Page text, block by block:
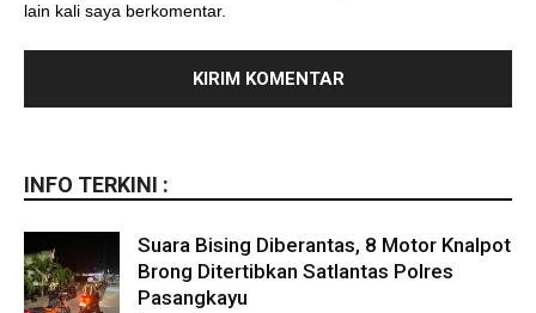
lain kali saya berkomentar.
INFO TERKINI :
Suara Bising Diberantas, 8 Motor Knalpot
Brong Ditertibkan Satlantas Polres
Pasangkayu